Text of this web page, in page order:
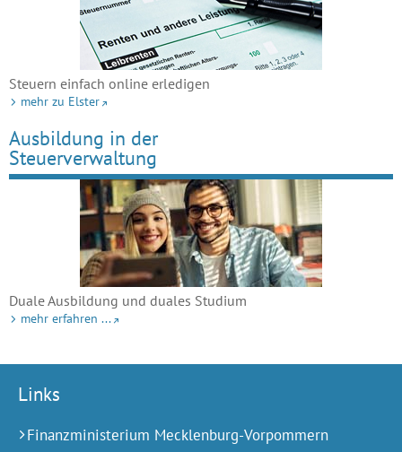
Steuern einfach online erledigen
mehr zu Elster
Ausbildung in der
Steuerverwaltung
Duale Ausbildung und duales Studium
mehr erfahren ...
Links
Finanzministerium Mecklenburg-Vorpommern